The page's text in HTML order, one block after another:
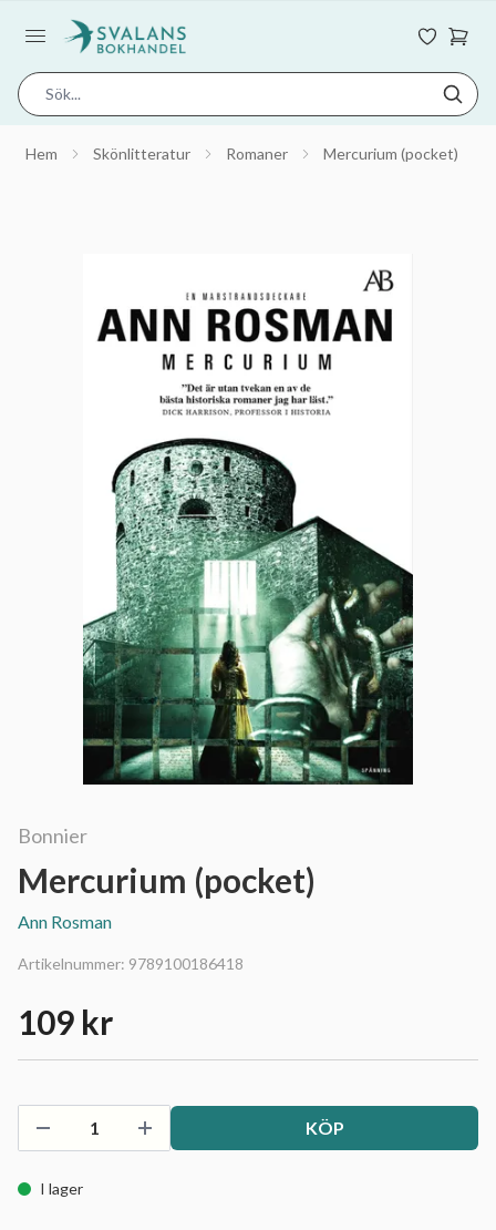
Hem Skönlitteratur Romaner Mercurium (pocket)
Bonnier
Mercurium (pocket)
Ann Rosman
Artikelnummer: 9789100186418
109 kr
KÖP
I lager